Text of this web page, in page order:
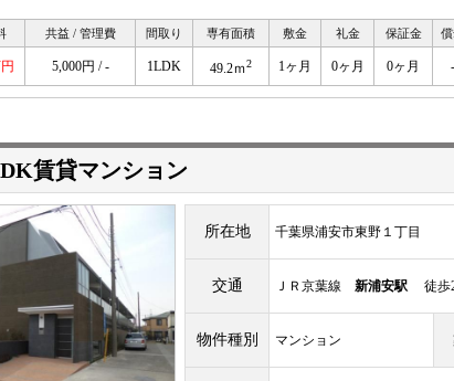
共益 / 管理費 間取り 専有面積 敷金 礼金 保証金
5,000円 / - 1LDK 49.2ｍ2 1ヶ月 0ヶ月 0ヶ月 -
賃貸マンション
所在地 千葉県浦安市東野１丁目
交通 ＪＲ京葉線 新浦安駅 徒歩
物件種別 マンション